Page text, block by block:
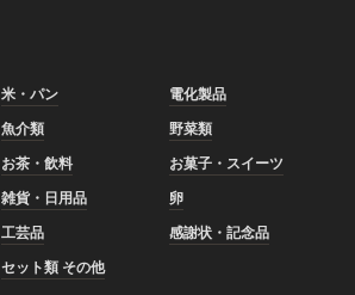
米・パン
電化製品
魚介類
野菜類
お茶・飲料
お菓子・スイーツ
雑貨・日用品
卵
工芸品
感謝状・記念品
セット類 その他